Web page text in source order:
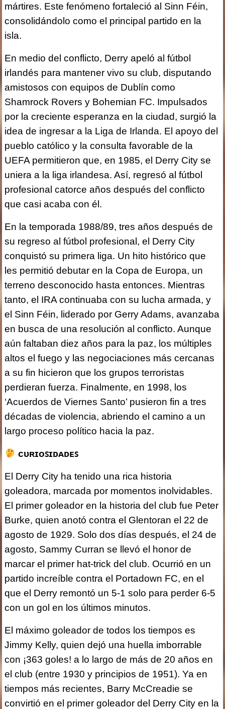
mártires. Este fenómeno fortaleció al Sinn Féin,
consolidándolo como el principal partido en la
isla.
En medio del conflicto, Derry apeló al fútbol
irlandés para mantener vivo su club, disputando
amistosos con equipos de Dublín como
Shamrock Rovers y Bohemian FC. Impulsados
por la creciente esperanza en la ciudad, surgió la
idea de ingresar a la Liga de Irlanda. El apoyo del
pueblo católico y la consulta favorable de la
UEFA permitieron que, en 1985, el Derry City se
uniera a la liga irlandesa. Así, regresó al fútbol
profesional catorce años después del conflicto
que casi acaba con él.
En la temporada 1988/89, tres años después de
su regreso al fútbol profesional, el Derry City
conquistó su primera liga. Un hito histórico que
les permitió debutar en la Copa de Europa, un
terreno desconocido hasta entonces. Mientras
tanto, el IRA continuaba con su lucha armada, y
el Sinn Féin, liderado por Gerry Adams, avanzaba
en busca de una resolución al conflicto. Aunque
aún faltaban diez años para la paz, los múltiples
altos el fuego y las negociaciones más cercanas
a su fin hicieron que los grupos terroristas
perdieran fuerza. Finalmente, en 1998, los
‘Acuerdos de Viernes Santo’ pusieron fin a tres
décadas de violencia, abriendo el camino a un
largo proceso político hacia la paz.
ᴄᴜʀɪᴏꜱɪᴅᴀᴅᴇꜱ
El Derry City ha tenido una rica historia
goleadora, marcada por momentos inolvidables.
El primer goleador en la historia del club fue Peter
Burke, quien anotó contra el Glentoran el 22 de
agosto de 1929. Solo dos días después, el 24 de
agosto, Sammy Curran se llevó el honor de
marcar el primer hat-trick del club. Ocurrió en un
partido increíble contra el Portadown FC, en el
que el Derry remontó un 5-1 solo para perder 6-5
con un gol en los últimos minutos.
El máximo goleador de todos los tiempos es
Jimmy Kelly, quien dejó una huella imborrable
con ¡363 goles! a lo largo de más de 20 años en
el club (entre 1930 y principios de 1951). Ya en
tiempos más recientes, Barry McCreadie se
convirtió en el primer goleador del Derry City en la